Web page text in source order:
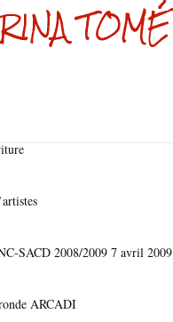
TOMÉ
SACD 2008/2009 7 avril 2009
ARCADI